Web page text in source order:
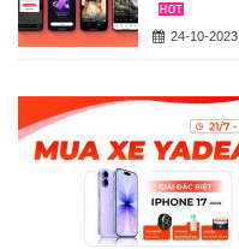
24-10-2023